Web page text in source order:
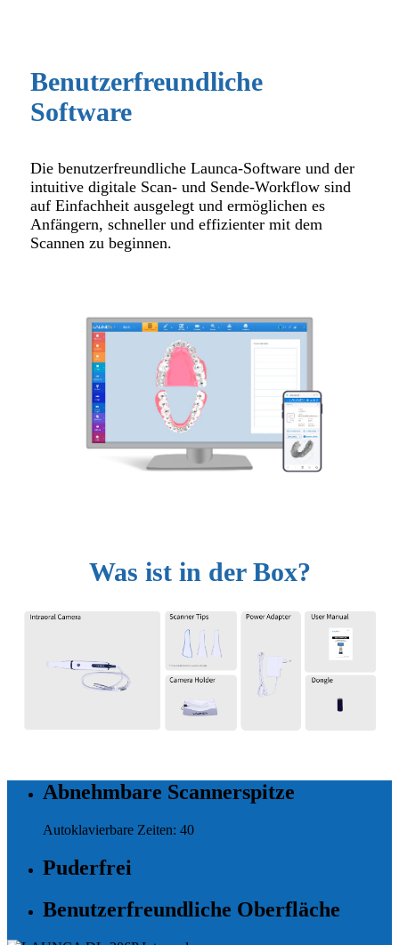
Benutzerfreundliche
Software
Die benutzerfreundliche Launca-Software und der
intuitive digitale Scan- und Sende-Workflow sind
auf Einfachheit ausgelegt und ermöglichen es
Anfängern, schneller und effizienter mit dem
Scannen zu beginnen.
Was ist in der Box?
Abnehmbare Scannerspitze
Autoklavierbare Zeiten: 40
Puderfrei
Benutzerfreundliche Oberfläche